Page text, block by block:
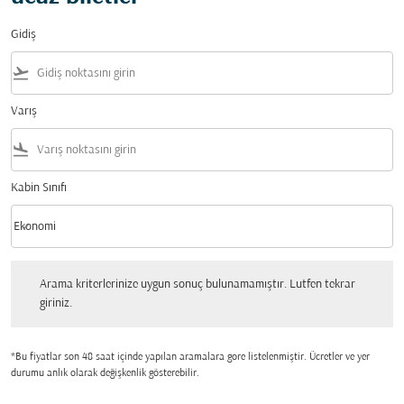
Gidiş
flight_takeoff
Varış
flight_land
Kabin Sınıfı
Kabin Sınıfı option Ekonomi Selected
Ekonomi
keyboard_arrow_down
Arama kriterlerinize uygun sonuç bulunamamıştır. Lutfen tekrar
giriniz.
*Bu fiyatlar son 48 saat içinde yapılan aramalara gore listelenmiştir. Ücretler ve yer
durumu anlık olarak değişkenlik gösterebilir.